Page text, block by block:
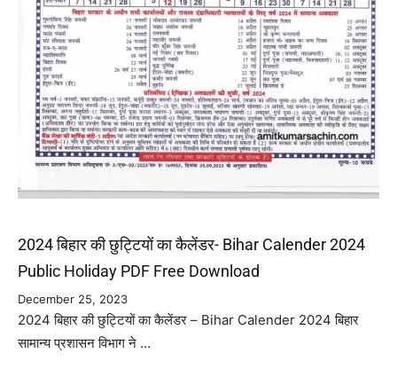
2024 बिहार की छुट्टियों का कैलेंडर- Bihar Calender 2024
Public Holiday PDF Free Download
December 25, 2023
2024 बिहार की छुट्टियों का कैलेंडर – Bihar Calender 2024 बिहार
सामान्य प्रशासन विभाग ने …